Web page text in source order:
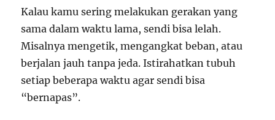
Kalau kamu sering melakukan gerakan yang
sama dalam waktu lama, sendi bisa lelah.
Misalnya mengetik, mengangkat beban, atau
berjalan jauh tanpa jeda. Istirahatkan tubuh
setiap beberapa waktu agar sendi bisa
“bernapas”.